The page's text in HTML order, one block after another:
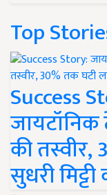
Top
Success
की
सुधरी